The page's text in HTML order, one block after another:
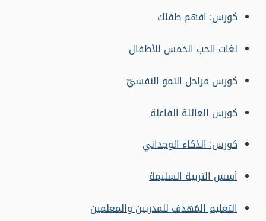
كورس: افهم طفلك
لغات الحب الخمس للأطفال
كورس مراحل النمو النفسيّ
كورس العائلة الفاعلة
كورس: الذكاء الوجداني
أسس التربية السليمة
التعليم المُهدف للمدربين والمعلمين